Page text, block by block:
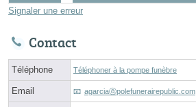
Signaler une erreur
Contact
Téléphone Téléphoner à la pompe funèbre
Email agarciaⓐpolefunerairepublic.com